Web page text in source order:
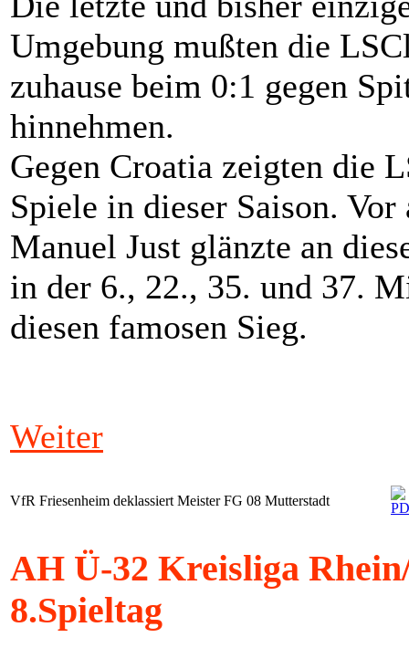
Umgebung mußten die
zuhause beim 0:1 gegen
hinnehmen.
Gegen Croatia zeigten die
Spiele in dieser Saison.
Manuel Just glänzte an
in der 6., 22., 35. und 37.
diesen famosen Sieg.
Weiter
VfR Friesenheim deklassiert Meister FG 08 Mutterstadt
AH Ü-32 Kreisliga
8.Spieltag